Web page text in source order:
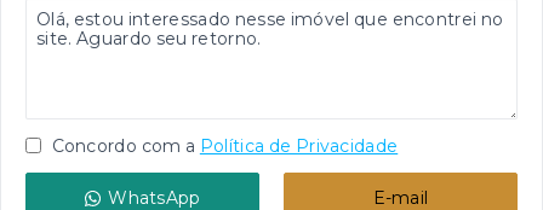
Concordo com a Política de Privacidade
WhatsApp E-mail